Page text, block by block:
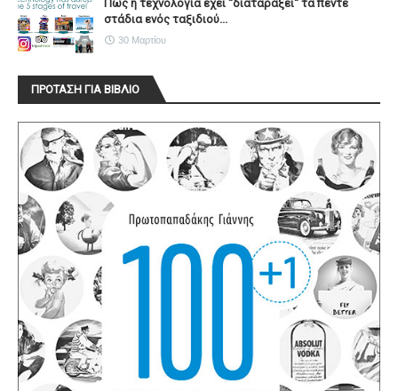
Πώς η τεχνολογία έχει ''διαταράξει'' τα πέντε
στάδια ενός ταξιδιού...
30 Μαρτίου
ΠΡΟΤΑΣΗ ΓΙΑ ΒΙΒΛΙΟ